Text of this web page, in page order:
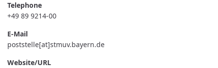
Telephone
+49 89 9214-00
E-Mail
poststelle[at]stmuv.bayern.de
Website/URL